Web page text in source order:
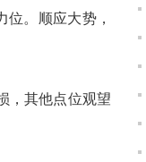
。顺应大势，
，其他点位观望